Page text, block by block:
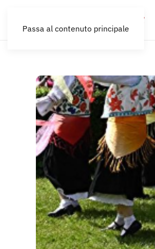
Passa al contenuto principale